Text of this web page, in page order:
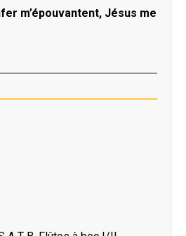
m’épouvantent, Jésus me